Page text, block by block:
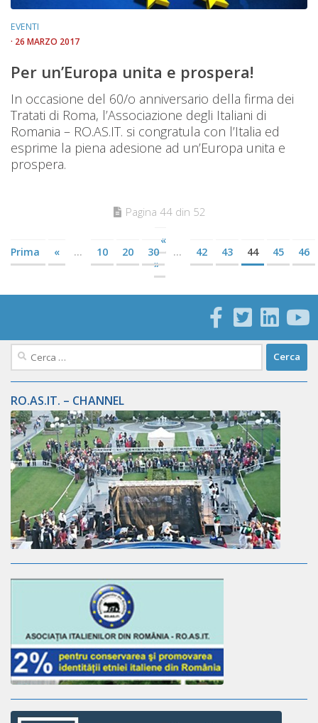
EVENTI
· 26 MARZO 2017
Per un’Europa unita e prospera!
In occasione del 60/o anniversario della firma dei
Tratati di Roma, l’Associazione degli Italiani di
Romania – RO.AS.IT. si congratula con l’Italia ed
esprime la piena adesione ad un’Europa unita e
prospera.
Pagina 44 din 52
«
Prima
« ... 10 20 30 ... 42 43 44 45
46
»
Ricerca
RO.AS.IT. – CHANNEL